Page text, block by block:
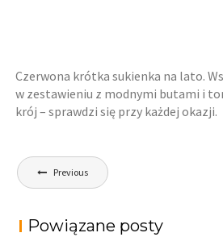
Czerwona krótka sukienka na lato.
w zestawieniu z modnymi butami i
krój – sprawdzi się przy każdej okazji.
Nawigacja
wpisu
Previous
Powiązane posty